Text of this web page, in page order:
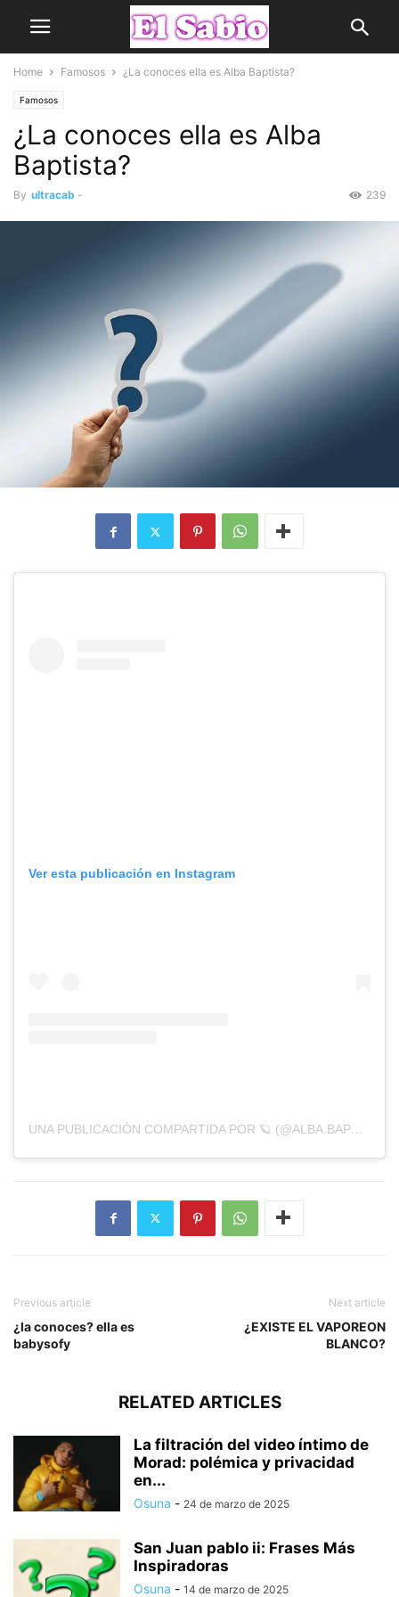
Home Famosos ¿La conoces ella es Alba Baptista?
Famosos
¿La conoces ella es Alba
Baptista?
By ultracab - 239
Ver esta publicación en Instagram
UNA PUBLICACIÓN COMPARTIDA POR 🪐 (@ALBA.BAPTISTA)
Previous article
¿la conoces? ella es
babysofy
Next article
¿EXISTE EL VAPOREON
BLANCO?
RELATED ARTICLES
La filtración del video íntimo de
Morad: polémica y privacidad
en...
Osuna - 24 de marzo de 2025
San Juan pablo ii: Frases Más
Inspiradoras
Osuna - 14 de marzo de 2025